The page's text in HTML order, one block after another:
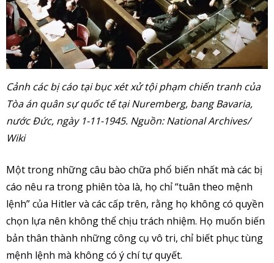
Cảnh các bị cáo tại bục xét xử tội phạm chiến tranh của
Tòa án quân sự quốc tế tại Nuremberg, bang Bavaria,
nước Đức, ngày 1-11-1945. Nguồn: National Archives/
Wiki
Một trong những câu bào chữa phổ biến nhất mà các bị
cáo nêu ra trong phiên tòa là, họ chỉ “tuân theo mệnh
lệnh” của Hitler và các cấp trên, rằng họ không có quyền
chọn lựa nên không thể chịu trách nhiệm. Họ muốn biến
bản thân thành những công cụ vô tri, chỉ biết phục tùng
mệnh lệnh mà không có ý chí tự quyết.